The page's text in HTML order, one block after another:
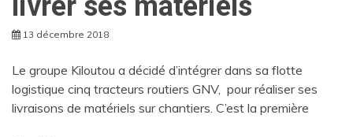
13 décembre 2018
Le groupe Kiloutou a décidé d’intégrer dans sa flotte
logistique cinq tracteurs routiers GNV, pour réaliser ses
livraisons de matériels sur chantiers. C’est la première